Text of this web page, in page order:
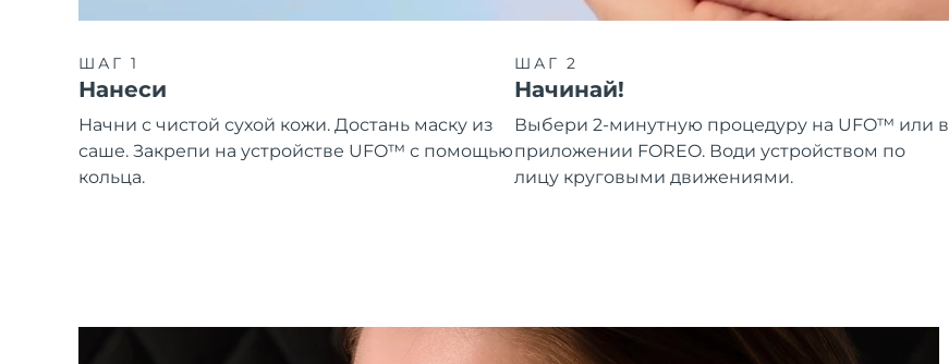
ШАГ 1
Нанеси
Начни с чистой сухой кожи. Достань маску из
саше. Закрепи на устройстве UFO™ с помощью
кольца.
ШАГ 2
Начинай!
Выбери 2-минутную процедуру на UFO™ или в
приложении FOREO. Води устройством по
лицу круговыми движениями.